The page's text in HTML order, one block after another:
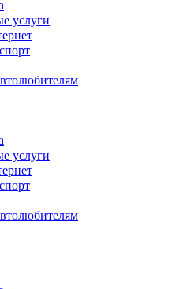
услуги
услуги